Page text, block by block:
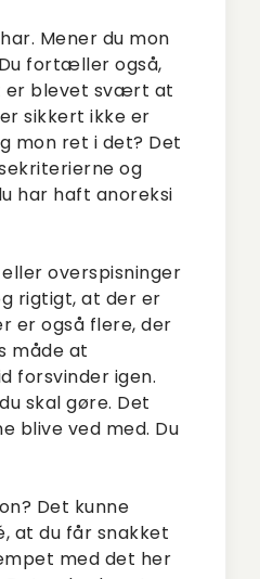
Mener du mon
fortæller også,
er blevet svært at
sikkert ikke er
mon ret i det? Det
og
har haft anoreksi
overspisninger
rigtigt, at der er
er også flere, der
måde at
forsvinder igen.
skal gøre. Det
blive ved med. Du
Det kunne
at du får snakket
med det her